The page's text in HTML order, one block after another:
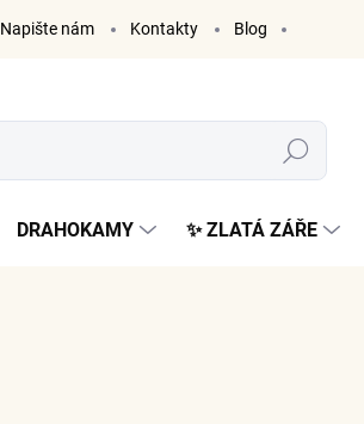
Napište nám Kontakty Blog
Hledat
DRAHOKAMY ✨ ZLATÁ ZÁŘE